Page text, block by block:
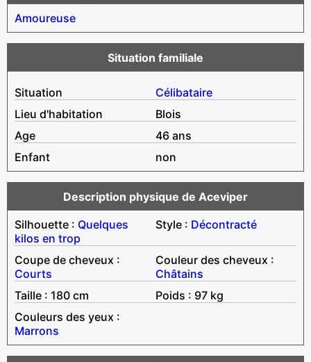
Amoureuse
Situation familiale
Situation
Célibataire
Lieu d'habitation
Blois
Age
46 ans
Enfant
non
Description physique de Aceviper
Silhouette : Quelques
kilos en trop
Style : Décontracté
Coupe de cheveux :
Courts
Couleur des cheveux :
Châtains
Taille : 180 cm
Poids : 97 kg
Couleurs des yeux :
Marrons